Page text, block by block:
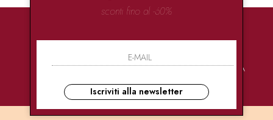
PAGAMENTI
CONSEGNE
ULTRA RAPIDE
ASSISTENZA
sconti fino al -60%
Iscriviti alla newsletter